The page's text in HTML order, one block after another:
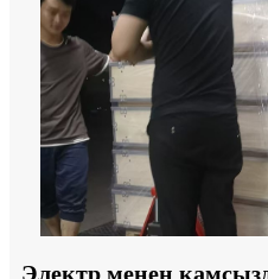
Электр менен